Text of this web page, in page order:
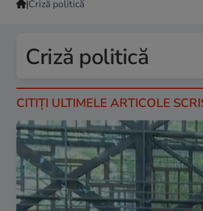
|Criză politică
Criză politică
CITIȚI ULTIMELE ARTICOLE